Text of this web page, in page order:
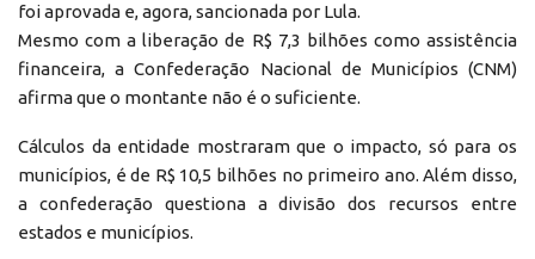
foi aprovada e, agora, sancionada por Lula.
Mesmo com a liberação de R$ 7,3 bilhões como assistência
financeira, a Confederação Nacional de Municípios (CNM)
afirma que o montante não é o suficiente.
Cálculos da entidade mostraram que o impacto, só para os
municípios, é de R$ 10,5 bilhões no primeiro ano. Além disso,
a confederação questiona a divisão dos recursos entre
estados e municípios.